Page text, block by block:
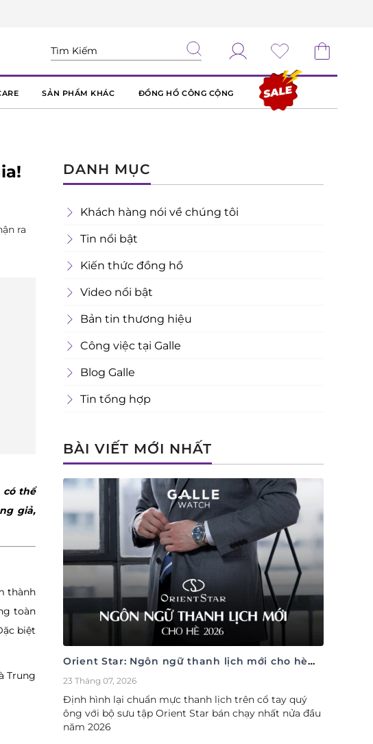
SẢN PHẨM KHÁC ĐỒNG HỒ CÔNG CỘNG
ra
có thể
giả,
thành
toàn
biệt
Trung
DANH MỤC
Khách hàng nói về chúng tôi
Tin nổi bật
Kiến thức đồng hồ
Video nổi bật
Bản tin thương hiệu
Công việc tại Galle
Blog Galle
Tin tổng hợp
BÀI VIẾT MỚI NHẤT
Orient Star: Ngôn ngữ thanh lịch mới cho hè
2026
23 Tháng 07, 2026
Định hình lại chuẩn mực thanh lịch trên cổ tay quý
ông với bộ sưu tập Orient Star bán chạy nhất nửa đầu
năm 2026